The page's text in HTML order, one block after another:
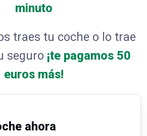
minuto
traes tu coche o lo trae
seguro ¡te pagamos 50
euros más!
ahora